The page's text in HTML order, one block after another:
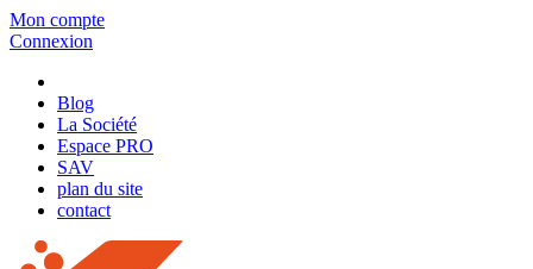
Mon compte
Connexion
Blog
La Société
Espace PRO
SAV
plan du site
contact